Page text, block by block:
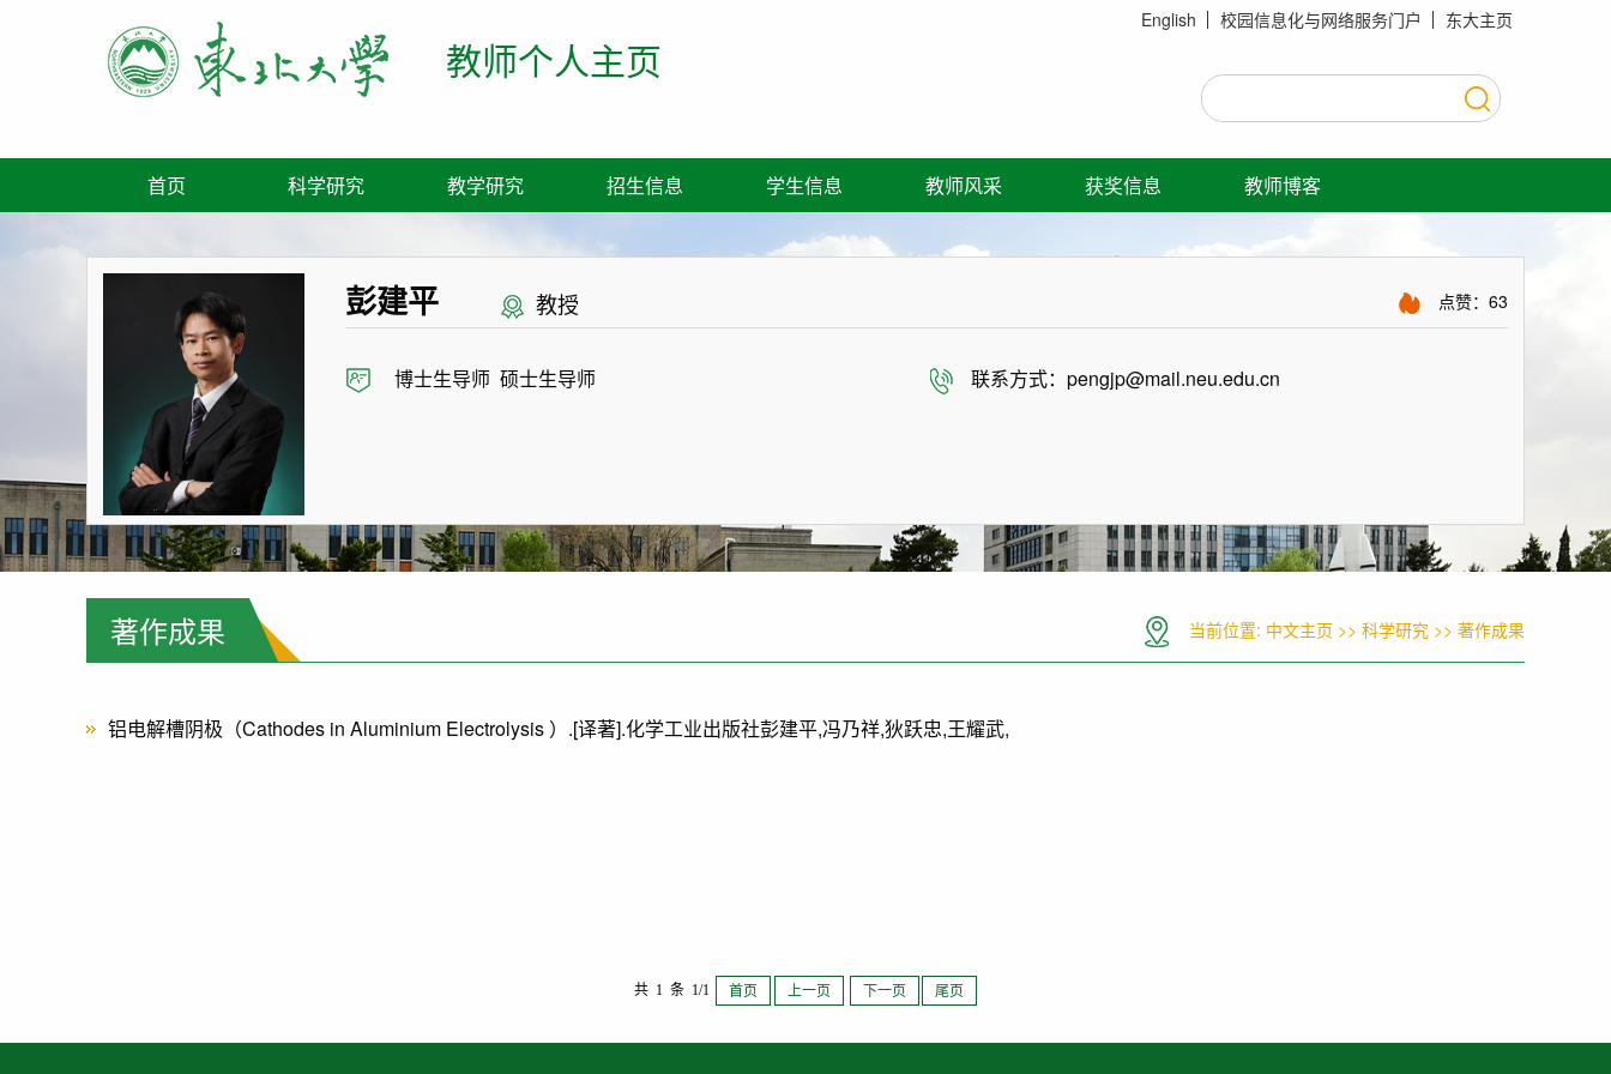
教师个人主页
东大主页
校园信息化与网络服务门户
English
首页 科学研究 教学研究 招生信息 学生信息 教师风采 获奖信息 教师博客
彭建平 教授 点赞： 63
博士生导师 硕士生导师 联系方式： pengjp@mail.neu.edu.cn
著作成果 当前位置: 中文主页 >> 科学研究 >> 著作成果
铝电解槽阴极（Cathodes in Aluminium Electrolysis ）.[译著].化学工业出版社彭建平,冯乃祥,狄跃忠,王耀武,
共 1 条 1/1 首页 上一页 下一页 尾页